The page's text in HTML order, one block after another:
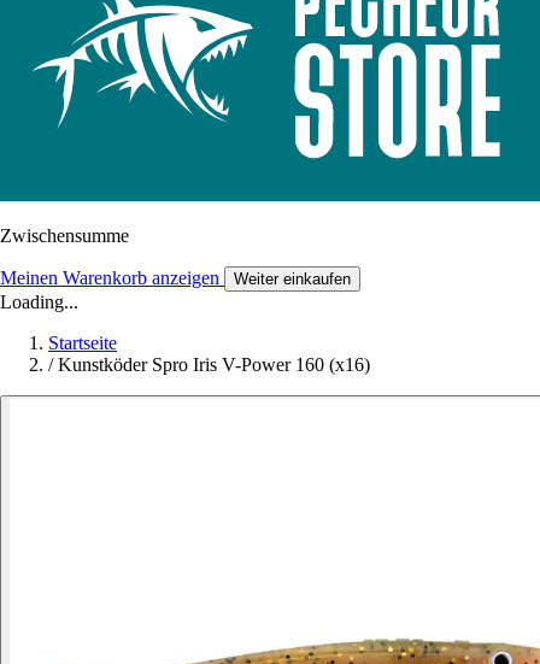
Zwischensumme
Meinen Warenkorb anzeigen Weiter einkaufen
Loading...
Startseite
/ Kunstköder Spro Iris V-Power 160 (x16)